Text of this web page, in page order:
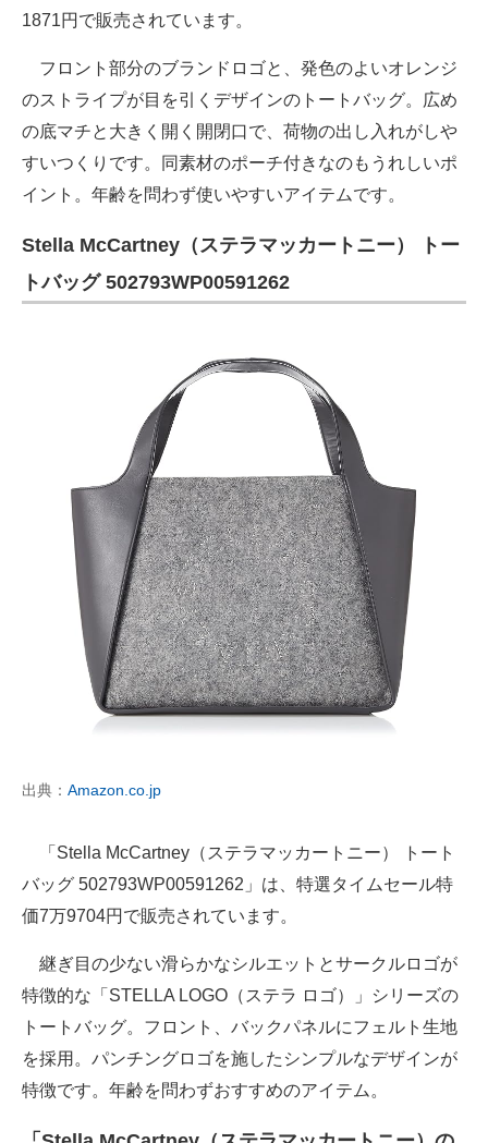
1871円で販売されています。
フロント部分のブランドロゴと、発色のよいオレンジ
のストライプが目を引くデザインのトートバッグ。広め
の底マチと大きく開く開閉口で、荷物の出し入れがしや
すいつくりです。同素材のポーチ付きなのもうれしいポ
イント。年齢を問わず使いやすいアイテムです。
Stella McCartney（ステラマッカートニー） トー
トバッグ 502793WP00591262
出典： Amazon.co.jp
「Stella McCartney（ステラマッカートニー） トート
バッグ 502793WP00591262」は、特選タイムセール特
価7万9704円で販売されています。
継ぎ目の少ない滑らかなシルエットとサークルロゴが
特徴的な「STELLA LOGO（ステラ ロゴ）」シリーズの
トートバッグ。フロント、バックパネルにフェルト生地
を採用。パンチングロゴを施したシンプルなデザインが
特徴です。年齢を問わずおすすめのアイテム。